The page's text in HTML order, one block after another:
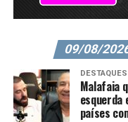
09/08/
DESTAQUES
Malafaia
esquerda
países